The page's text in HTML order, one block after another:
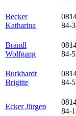
Becker
Katharina
84-
Brandl
Wolfgang
84-
Burkhardt
Brigitte
84-
Ecker Jürgen
84-